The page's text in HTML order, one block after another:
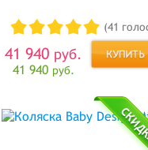
(41
41 940 руб.
41 940 руб.